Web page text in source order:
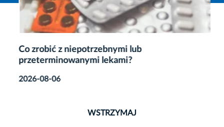
Co zrobić z niepotrzebnymi lub
przeterminowanymi lekami?
2026-08-06
WSTRZYMAJ